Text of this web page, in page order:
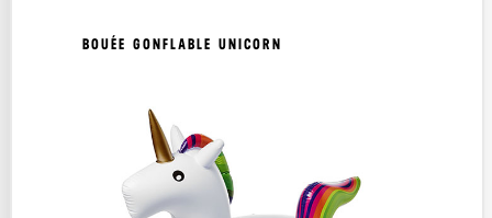
BOUÉE GONFLABLE UNICORN